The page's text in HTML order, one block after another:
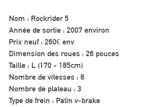
Nom : Rockrider 5
Année de sortie : 2007 environ
Prix neuf : 260€ env
Dimension des roues : 26 pouces
Taille : L (170 - 185cm)
Nombre de vitesses : 8
Nombre de plateau : 3
Type de frein : Patin v-brake